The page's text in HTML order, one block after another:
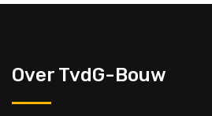
Over TvdG-Bouw